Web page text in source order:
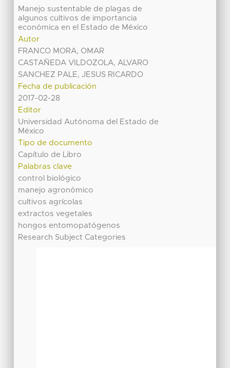
Manejo sustentable de plagas de
algunos cultivos de importancia
económica en el Estado de México
Autor
FRANCO MORA, OMAR
CASTAÑEDA VILDOZOLA, ALVARO
SANCHEZ PALE, JESUS RICARDO
Fecha de publicación
2017-02-28
Editor
Universidad Autónoma del Estado de
México
Tipo de documento
Capítulo de Libro
Palabras clave
control biológico
manejo agronómico
cultivos agrícolas
extractos vegetales
hongos entomopatógenos
Research Subject Categories